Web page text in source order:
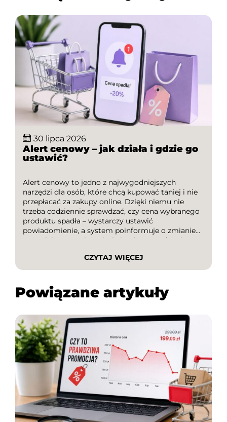
30 lipca 2026
Alert cenowy – jak działa i gdzie go
ustawić?
Alert cenowy to jedno z najwygodniejszych
narzędzi dla osób, które chcą kupować taniej i nie
przepłacać za zakupy online. Dzięki niemu nie
trzeba codziennie sprawdzać, czy cena wybranego
produktu spadła – wystarczy ustawić
powiadomienie, a system poinformuje o zmianie
wartości. To rozwiązanie świetnie sprawdza się
sezonowych wyprzedaży czy polowania na
najlepsze okazje. W tym artykule […]
CZYTAJ WIĘCEJ
Powiązane artykuły